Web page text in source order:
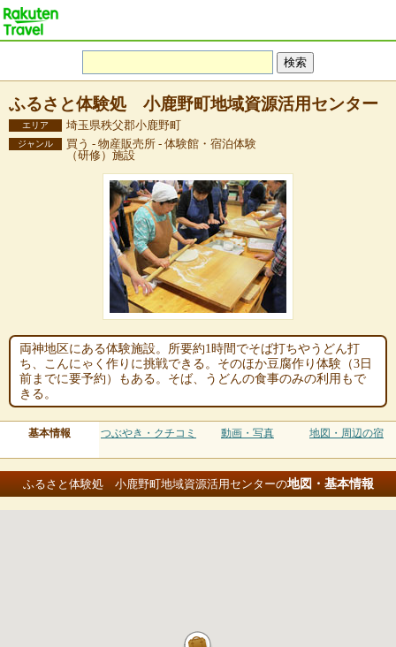
ふるさと体験処 小鹿野町地域資源活用センター
エリア 埼玉県秩父郡小鹿野町
ジャンル
買う - 物産販売所 - 体験館・宿泊体験
（研修）施設
両神地区にある体験施設。所要約1時間でそば打ちやうどん打
ち、こんにゃく作りに挑戦できる。そのほか豆腐作り体験（3日
前までに要予約）もある。そば、うどんの食事のみの利用もで
きる。
基本情報 つぶやき・クチコミ 動画・写真 地図・周辺の宿
ふるさと体験処 小鹿野町地域資源活用センターの地図・基本情報